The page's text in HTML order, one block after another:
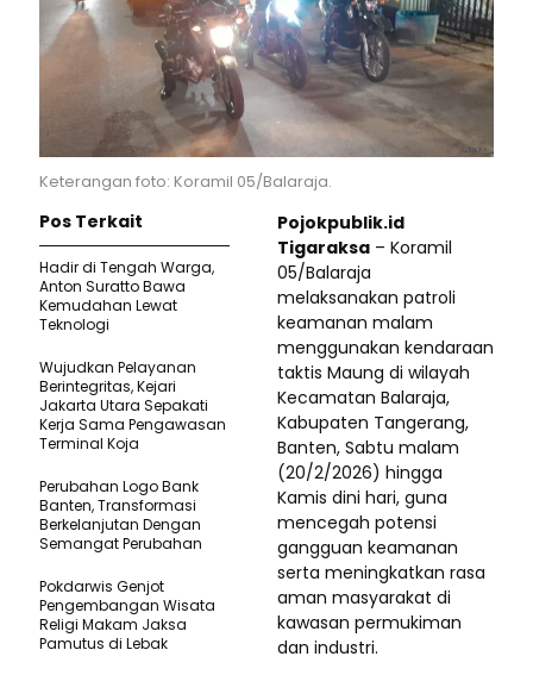
Keterangan foto: Koramil 05/Balaraja.
Pojokpublik.id
Tigaraksa – Koramil
05/Balaraja
melaksanakan patroli
keamanan malam
menggunakan kendaraan
taktis Maung di wilayah
Kecamatan Balaraja,
Kabupaten Tangerang,
Banten, Sabtu malam
(20/2/2026) hingga
Kamis dini hari, guna
mencegah potensi
gangguan keamanan
serta meningkatkan rasa
aman masyarakat di
kawasan permukiman
dan industri.
Pos Terkait
Hadir di Tengah Warga,
Anton Suratto Bawa
Kemudahan Lewat
Teknologi ​
Wujudkan Pelayanan
Berintegritas, Kejari
Jakarta Utara Sepakati
Kerja Sama Pengawasan
Terminal Koja
Perubahan Logo Bank
Banten, Transformasi
Berkelanjutan Dengan
Semangat Perubahan
Pokdarwis Genjot
Pengembangan Wisata
Religi Makam Jaksa
Pamutus di Lebak